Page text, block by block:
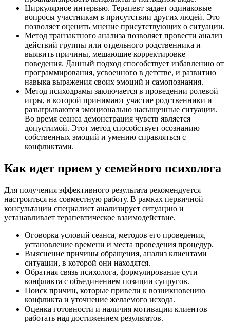
Циркулярное интервью. Терапевт задает одинаковые
вопросы участникам в присутствии других людей. Это
позволяет оценить мнение присутствующих о ситуации.
Метод транзактного анализа позволяет провести анализ
действий группы или отдельного родственника и
выявить причины, мешающие корректировке
поведения. Данный подход способствует избавлению от
программирования, усвоенного в детстве, и развитию
навыка выражения своих эмоций и самопознания.
Метод психодрамы заключается в проведении ролевой
игры, в которой принимают участие родственники и
разыгрываются эмоционально насыщенные ситуации.
Во время сеанса демонстрация чувств является
допустимой. Этот метод способствует осознанию
собственных эмоций и умению справляться с
конфликтами.
Как идет прием у семейного психолога
Для получения эффективного результата рекомендуется
настроиться на совместную работу. В рамках первичной
консультации специалист анализирует ситуацию и
устанавливает терапевтическое взаимодействие.
Оговорка условий сеанса, методов его проведения,
установление времени и места проведения процедур.
Выяснение причины обращения, анализ клиентами
ситуации, в которой они находятся.
Обратная связь психолога, формулирование сути
конфликта с объединением позиции супругов.
Поиск причин, которые привели к возникновению
конфликта и уточнение желаемого исхода.
Оценка готовности и наличия мотивации клиентов
работать над достижением результатов.